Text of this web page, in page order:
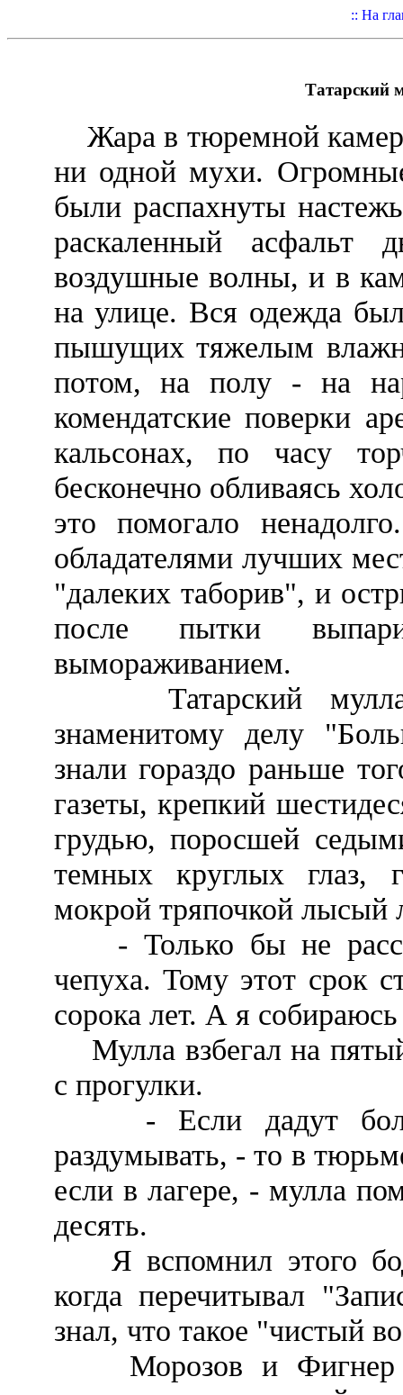
:: На
Татарский
Жара в тюремной
ни одной мухи.
были распахнуты
раскаленный асфальт
воздушные волны, и в
на улице. Вся одежда
пышущих тяжелым
потом, на полу - на
комендатские поверки
кальсонах, по часу
бесконечно обливаясь
это помогало
обладателями лучших
"далеких таборив", и
после пытки
вымораживанием.
Татарский мулла,
знаменитому делу
знали гораздо раньше
газеты, крепкий
грудью, поросшей
темных круглых глаз,
мокрой тряпочкой лысый
- Только бы не
чепуха. Тому этот срок
сорока лет. А я
Мулла взбегал на
с прогулки.
- Если дадут
раздумывать, - то в
если в лагере, - мулла
десять.
Я вспомнил этого
когда перечитывал
знал, что такое "чистый
Морозов и Фигнер